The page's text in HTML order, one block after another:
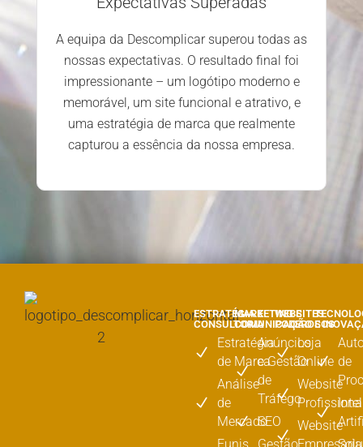
A equipa da Descomplicar superou todas as
nossas expectativas. O resultado final foi
impressionante – um logótipo moderno e
memorável, um site funcional e atrativo, e
uma estratégia de marca que realmente
capturou a essência da nossa empresa.
ESTRATÉGIA E
CONSULTORIA
Estratégia
de Marca
Análise
de
Mercado
MARKETING E
COMUNICAÇÃO
Anúncios
e Gestão
de
Tráfego
SEO
WEBSITES
PODEROSOS
Loja
Online
Website
Website
E
de